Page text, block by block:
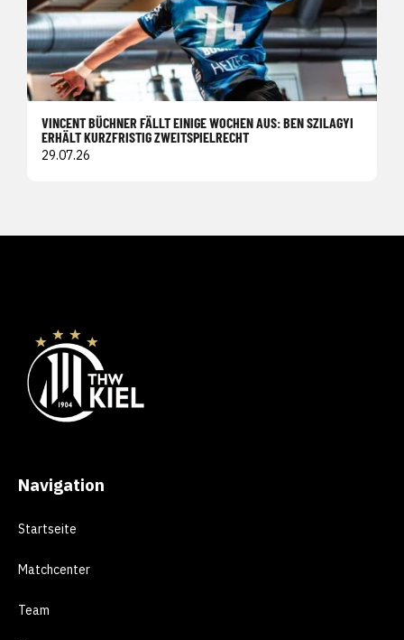
VINCENT BÜCHNER FÄLLT EINIGE WOCHEN AUS: BEN SZILAGYI
ERHÄLT KURZFRISTIG ZWEITSPIELRECHT
29.07.26
Navigation
Startseite
Matchcenter
Team